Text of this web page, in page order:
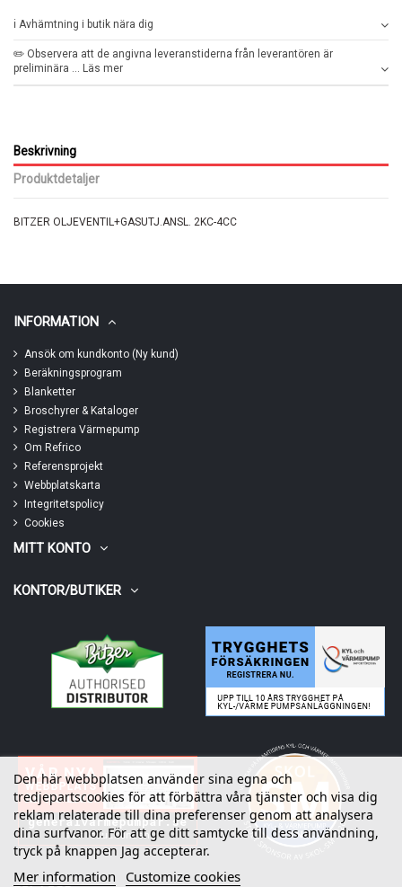
ℹ️ Avhämtning i butik nära dig
✏️ Observera att de angivna leveranstiderna från leverantören är
preliminära ... Läs mer
Beskrivning
Produktdetaljer
BITZER OLJEVENTIL+GASUTJ.ANSL. 2KC-4CC
INFORMATION
Ansök om kundkonto (Ny kund)
Beräkningsprogram
Blanketter
Broschyrer & Kataloger
Registrera Värmepump
Om Refrico
Referensprojekt
Webbplatskarta
Integritetspolicy
Cookies
MITT KONTO
KONTOR/BUTIKER
Den här webbplatsen använder sina egna och
tredjepartscookies för att förbättra våra tjänster och visa dig
reklam relaterade till dina preferenser genom att analysera
dina surfvanor. För att ge ditt samtycke till dess användning,
tryck på knappen Jag accepterar.
Mer information Customize cookies